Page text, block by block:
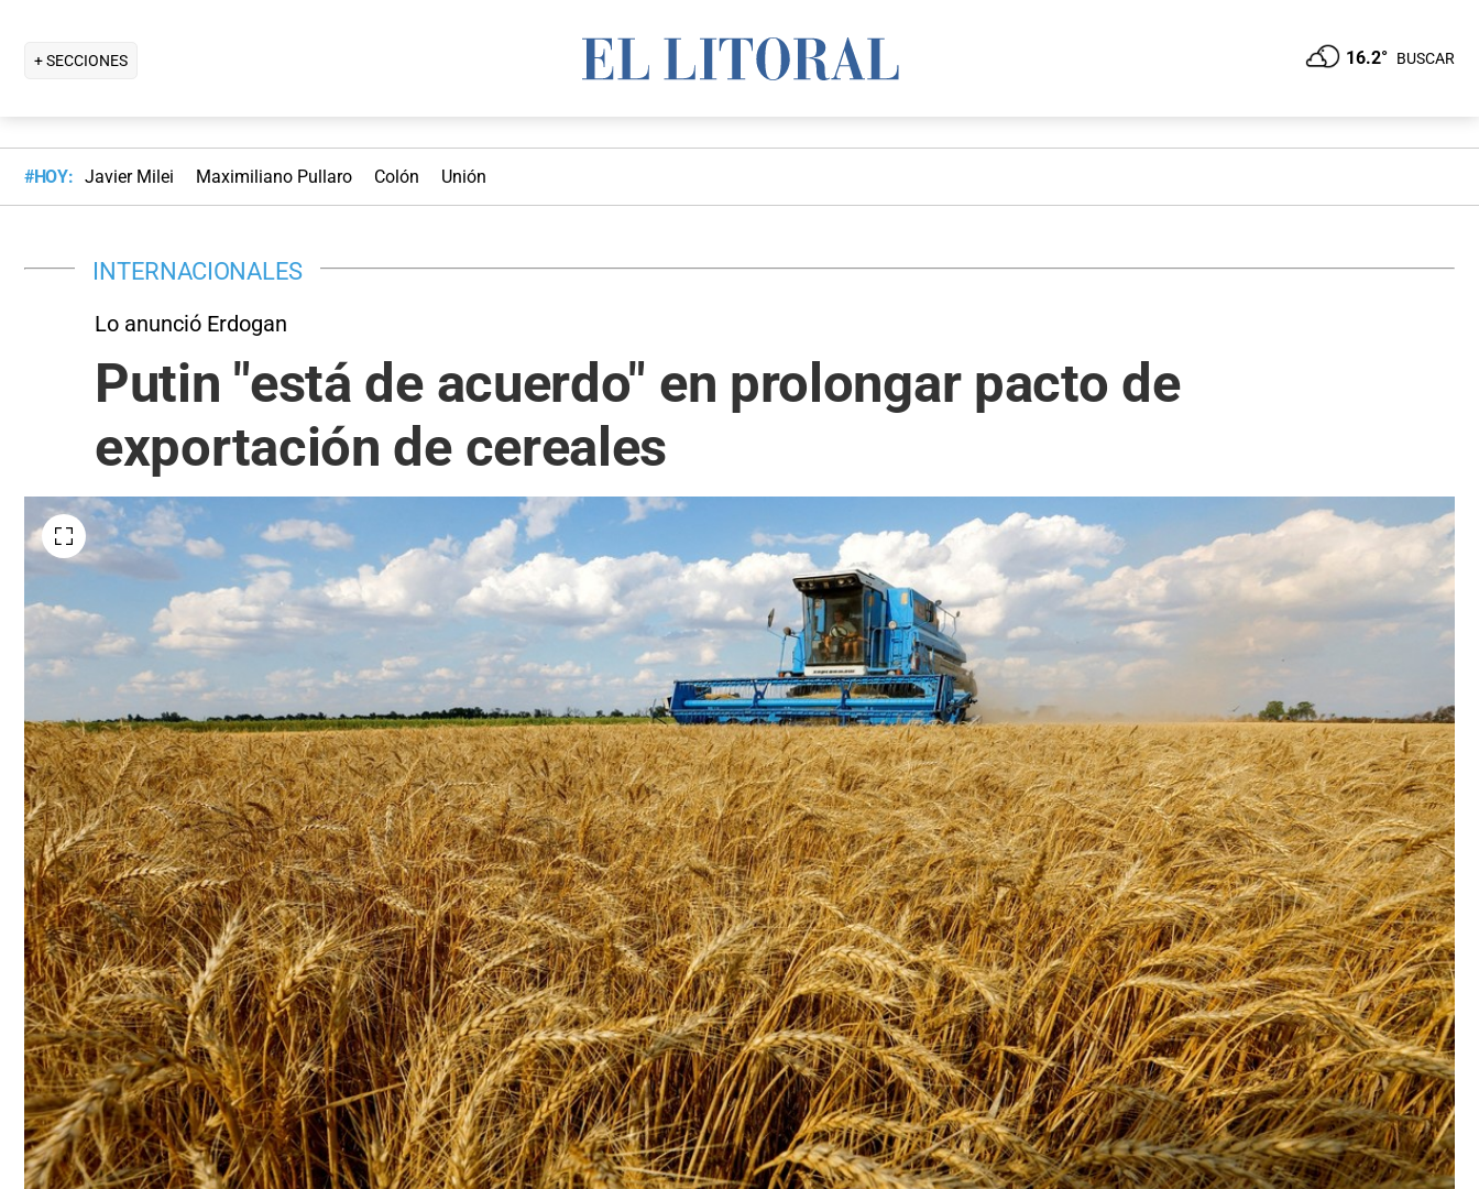
+ SECCIONES 16.2° BUSCAR
#HOY: Javier Milei Maximiliano Pullaro Colón Unión
INTERNACIONALES
Lo anunció Erdogan
Putin "está de acuerdo" en prolongar pacto de
exportación de cereales